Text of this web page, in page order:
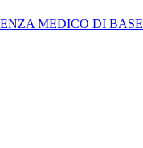
MEDICO DI BASE